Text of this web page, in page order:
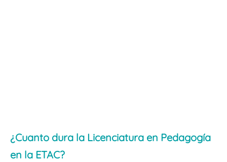
¿Cuanto dura la Licenciatura en Pedagogía
en la ETAC?